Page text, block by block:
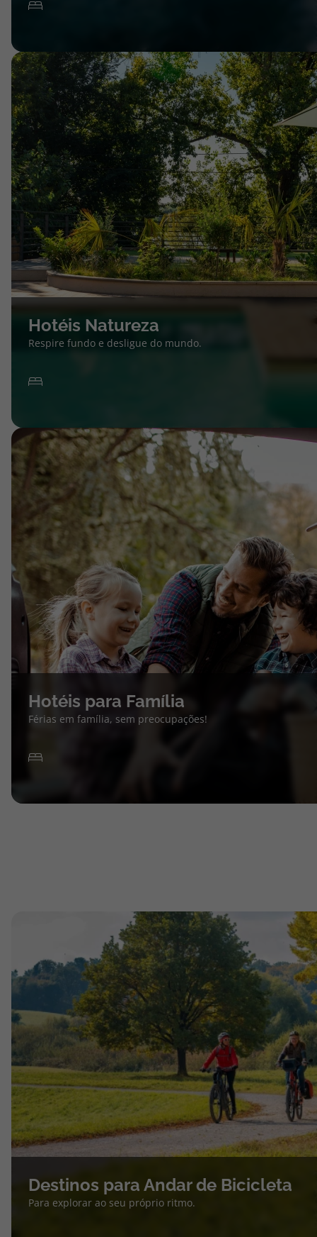
Hotéis Natureza
Respire fundo e desligue do mundo.
Hotéis para Família
Férias em família, sem preocupações!
Destinos para Andar de Bicicleta
Para explorar ao seu próprio ritmo.